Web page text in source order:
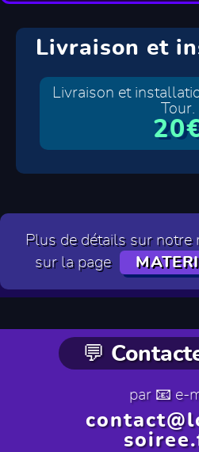
Livraison et
Livraison et
Tour.
Plus de détails sur notre
sur la page
💬
par 📧 e-